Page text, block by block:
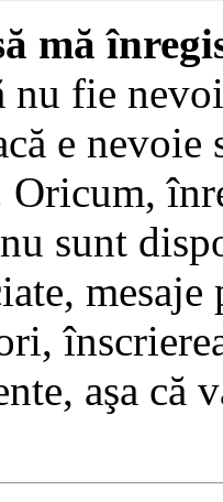
mă
nu fie
e nevoie
Oricum,
sunt
aşa că